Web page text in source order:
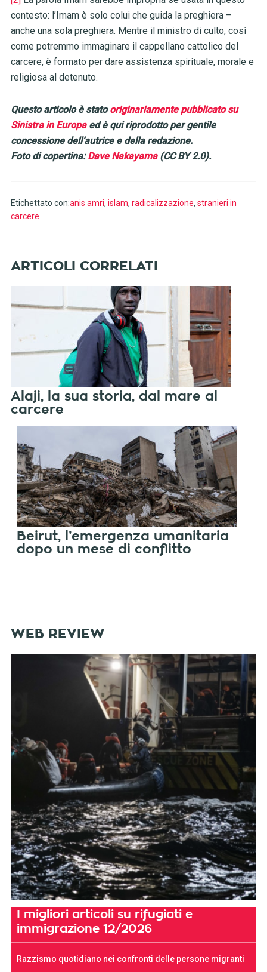
contesto: l’Imam è solo colui che guida la preghiera –
anche una sola preghiera. Mentre il ministro di culto, così
come potremmo immaginare il cappellano cattolico del
carcere, è formato per dare assistenza spirituale, morale e
religiosa al detenuto.
Questo articolo è statooriginariamente pubblicato su
Sinistra in Europaed è qui riprodotto per gentile
concessione dell’autrice e della redazione.
Foto di copertina:Dave Nakayama(CC BY 2.0).
Etichettato con:anis amri, islam, radicalizzazione, stranieri in
carcere
Alaji, la sua storia, dal mare al
carcere
Beirut, l’emergenza umanitaria
dopo un mese di conflitto
WEB REVIEW
I migliori articoli su rifugiati e
immigrazione 12/2026
Razzismo quotidiano nei confronti delle persone migranti